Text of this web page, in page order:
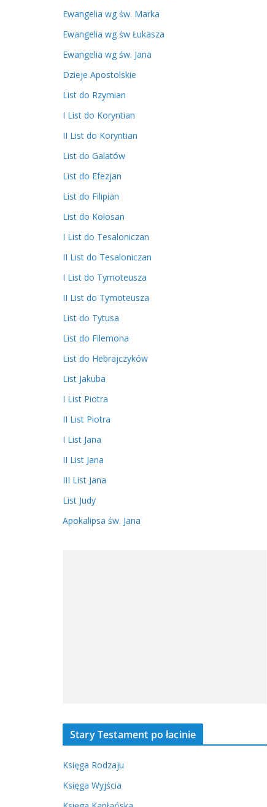
Ewangelia wg św. Marka
Ewangelia wg św Łukasza
Ewangelia wg św. Jana
Dzieje Apostolskie
List do Rzymian
I List do Koryntian
II List do Koryntian
List do Galatów
List do Efezjan
List do Filipian
List do Kolosan
I List do Tesaloniczan
II List do Tesaloniczan
I List do Tymoteusza
II List do Tymoteusza
List do Tytusa
List do Filemona
List do Hebrajczyków
List Jakuba
I List Piotra
II List Piotra
I List Jana
II List Jana
III List Jana
List Judy
Apokalipsa św. Jana
Stary Testament po łacinie
Księga Rodzaju
Księga Wyjścia